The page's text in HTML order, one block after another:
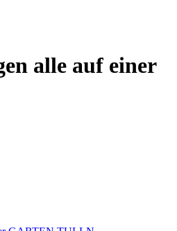
alle auf einer